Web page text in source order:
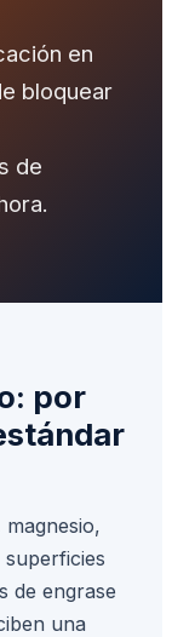
en
bloquear
de
por
de engrase
una